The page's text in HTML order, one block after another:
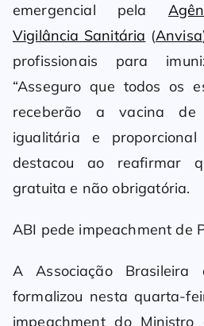
emergencial pela
Vigilância Sanitária (Anvisa
profissionais para
“Asseguro que todos os
receberão a vacina de
igualitária e
destacou ao reafirmar
gratuita e não obrigatória.
ABI pede impeachment de
A Associação Brasileira
formalizou nesta quarta-
impeachment do Ministro